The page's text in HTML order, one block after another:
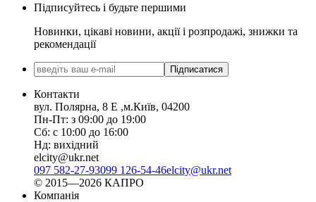
Підписуйтесь і будьте першими
Новинки, цікаві новини, акції і розпродажі, знижки та
рекомендації
Підписатися
Контакти
вул. Полярна, 8 Е ,м.Київ, 04200
Пн-Пт: з 09:00 до 19:00
Сб: с 10:00 до 16:00
Нд: вихідний
elcity@ukr.net
097 582-27-93099 126-54-46elcity@ukr.net
© 2015—2026 КАПРО
Компанія